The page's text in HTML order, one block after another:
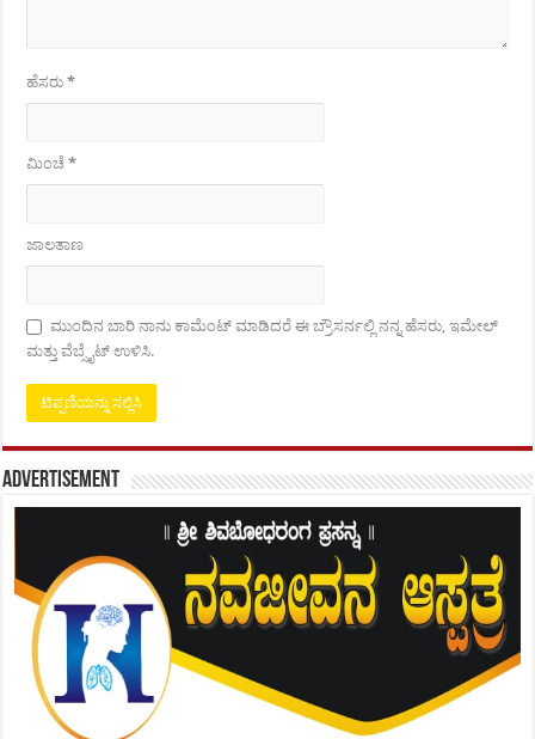
ಹೆಸರು*
ಮಿಂಚೆ*
ಜಾಲತಾಣ
ಮುಂದಿನ ಬಾರಿ ನಾನು ಕಾಮೆಂಟ್ ಮಾಡಿದರೆ ಈ ಬ್ರೌಸರ್ನಲ್ಲಿ ನನ್ನ ಹೆಸರು, ಇಮೇಲ್
ಮತ್ತು ವೆಬ್ಸೈಟ್ ಉಳಿಸಿ.
Advertisement